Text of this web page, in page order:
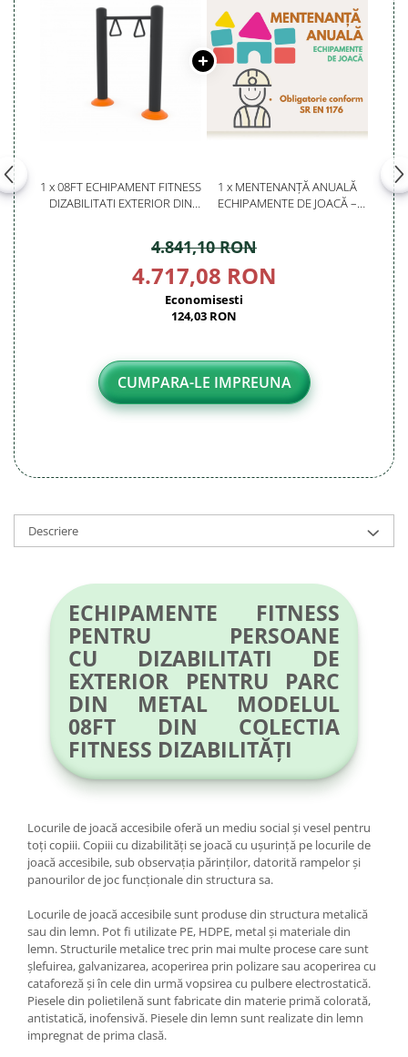
1 x 08FT ECHIPAMENT FITNESS
DIZABILITATI EXTERIOR DIN
1 x MENTENANȚĂ ANUALĂ
ECHIPAMENTE DE JOACĂ –
4.841,10 RON
4.717,08 RON
Economisesti
124,03 RON
CUMPARA-LE IMPREUNA
Descriere
ECHIPAMENTE FITNESS
PENTRU PERSOANE
CU DIZABILITATI DE
EXTERIOR PENTRU PARC
DIN METAL MODELUL
08FT DIN COLECTIA
FITNESS DIZABILITĂȚI
Locurile de joacă accesibile oferă un mediu social și vesel pentru
toți copiii. Copiii cu dizabilități se joacă cu ușurință pe locurile de
joacă accesibile, sub observația părinților, datorită rampelor și
panourilor de joc funcționale din structura sa.
Locurile de joacă accesibile sunt produse din structura metalică
sau din lemn. Pot fi utilizate PE, HDPE, metal și materiale din
lemn. Structurile metalice trec prin mai multe procese care sunt
șlefuirea, galvanizarea, acoperirea prin polizare sau acoperirea cu
cataforeză și în cele din urmă vopsirea cu pulbere electrostatică.
Piesele din polietilenă sunt fabricate din materie primă colorată,
antistatică, inofensivă. Piesele din lemn sunt realizate din lemn
impregnat de prima clasă.